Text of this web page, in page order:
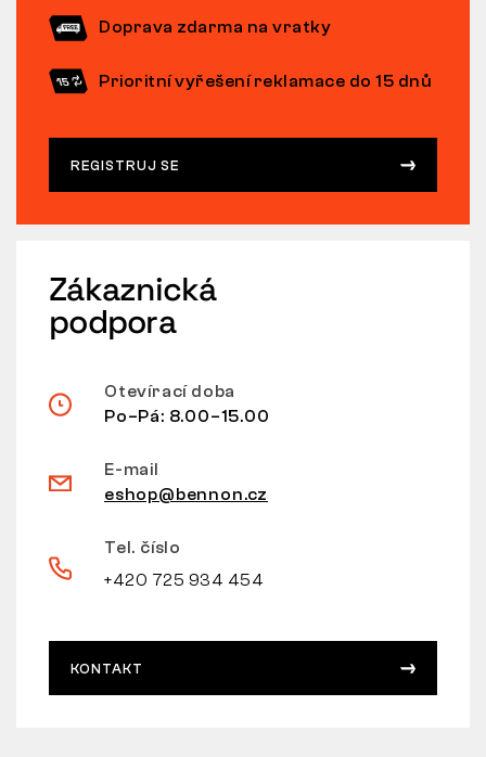
Doprava zdarma na vratky
Prioritní vyřešení reklamace do 15 dnů
REGISTRUJ SE
Zákaznická
podpora
Otevírací doba
Po–Pá: 8.00–15.00
E-mail
eshop@bennon.cz
Tel. číslo
+420 725 934 454
KONTAKT